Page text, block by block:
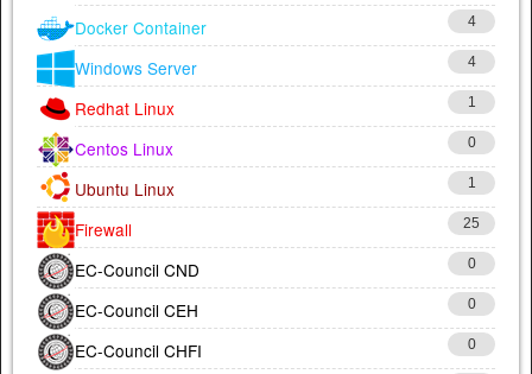
Docker Container 4
Windows Server 4
Redhat Linux 1
Centos Linux 0
Ubuntu Linux 1
Firewall 25
EC-Council CND 0
EC-Council CEH 0
EC-Council CHFI 0